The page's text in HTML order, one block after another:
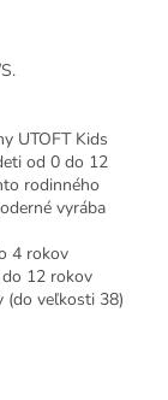
UTOFT Kids
od 0 do 12
rodinného
vyrába
4 rokov
12 rokov
(do veľkosti 38)